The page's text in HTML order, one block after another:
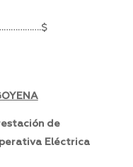
de
Eléctrica